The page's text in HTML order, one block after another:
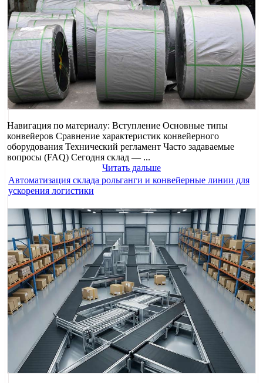
Навигация по материалу: Вступление Основные типы
конвейеров Сравнение характеристик конвейерного
оборудования Технический регламент Часто задаваемые
вопросы (FAQ) Сегодня склад — ...
Читать дальше
Автоматизация склада рольганги и конвейерные линии для
ускорения логистики